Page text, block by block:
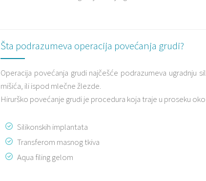
Šta podrazumeva operacija povećanja grudi?
Operacija povećanja grudi najčešće podrazumeva ugradnju
mišića, ili ispod mlečne žlezde.
Hirurško povećanje grudi je procedura koja traje u proseku
Silikonskih implantata
Transferom masnog tkiva
Aqua filing gelom